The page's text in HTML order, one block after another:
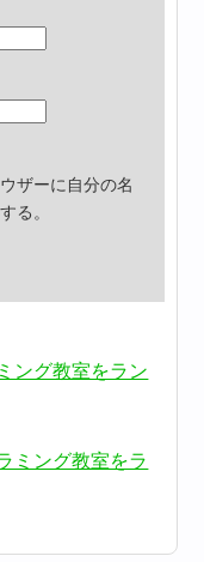
ザーに自分の名
る。
ング教室をラン
ミング教室をラ